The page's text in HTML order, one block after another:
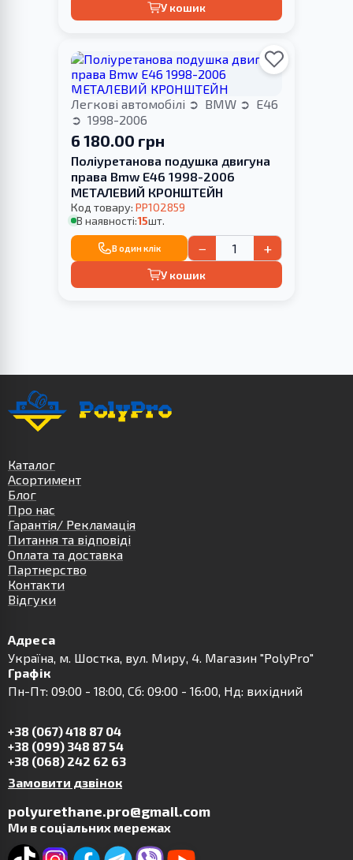
У кошик
Легкові автомобілі BMW
E46
1998-2006
6 180.00 грн
Поліуретанова подушка двигуна
права Bmw E46 1998-2006
МЕТАЛЕВИЙ КРОНШТЕЙН
Код товару: PP102859
В наявності:15шт.
В один клік − +
У кошик
Каталог
Асортимент
Блог
Про нас
Гарантія/ Рекламація
Питання та відповіді
Оплата та доставка
Партнерство
Контакти
Відгуки
Адреса
Українa, м. Шостка, вул. Миру, 4. Магазин "PolyPro"
Графік
Пн-Пт: 09:00 - 18:00, Сб: 09:00 - 16:00, Нд: вихідний
+38 (067) 418 87 04
+38 (099) 348 87 54
+38 (068) 242 62 63
Замовити дзвінок
polyurethane.pro@gmail.com
Ми в соціальних мережах